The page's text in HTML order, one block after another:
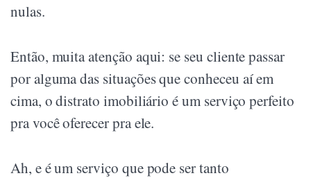
nulas.
Então, muita atenção aqui: se seu cliente passar
por alguma das situações que conheceu aí em
cima, o distrato imobiliário é um serviço perfeito
pra você oferecer pra ele.
Ah, e é um serviço que pode ser tanto